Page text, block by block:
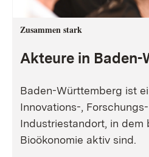
Zusammen stark
Akteure in
Baden-Württemberg ist
Innovations-,
Industriestandort, in dem
Bioökonomie aktiv sind.